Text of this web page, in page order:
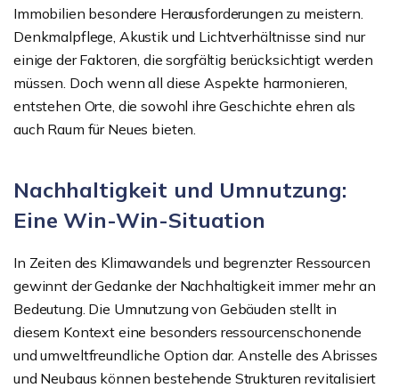
Immobilien besondere Herausforderungen zu meistern.
Denkmalpflege, Akustik und Lichtverhältnisse sind nur
einige der Faktoren, die sorgfältig berücksichtigt werden
müssen. Doch wenn all diese Aspekte harmonieren,
entstehen Orte, die sowohl ihre Geschichte ehren als
auch Raum für Neues bieten.
Nachhaltigkeit und Umnutzung:
Eine Win-Win-Situation
In Zeiten des Klimawandels und begrenzter Ressourcen
gewinnt der Gedanke der Nachhaltigkeit immer mehr an
Bedeutung. Die Umnutzung von Gebäuden stellt in
diesem Kontext eine besonders ressourcenschonende
und umweltfreundliche Option dar. Anstelle des Abrisses
und Neubaus können bestehende Strukturen revitalisiert